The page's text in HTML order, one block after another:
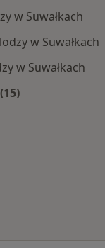
w Suwałkach
w Suwałkach
w Suwałkach